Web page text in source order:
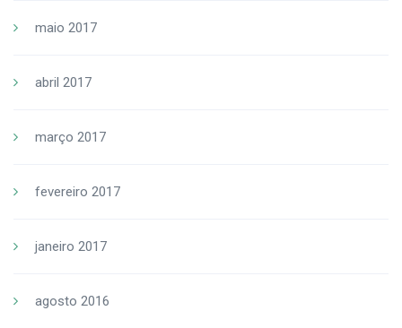
maio 2017
abril 2017
março 2017
fevereiro 2017
janeiro 2017
agosto 2016